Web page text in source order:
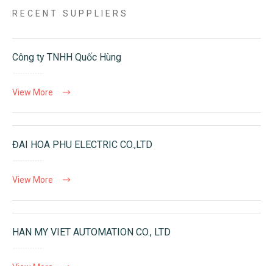
RECENT SUPPLIERS
Công ty TNHH Quốc Hùng
View More
ĐAI HOA PHU ELECTRIC CO.,LTD
View More
HAN MY VIET AUTOMATION CO., LTD